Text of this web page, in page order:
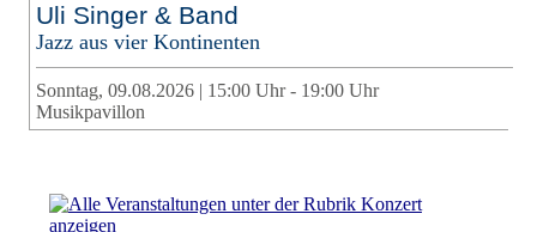
Uli Singer & Band
Jazz aus vier Kontinenten
Sonntag, 09.08.2026 | 15:00 Uhr - 19:00 Uhr
Musikpavillon